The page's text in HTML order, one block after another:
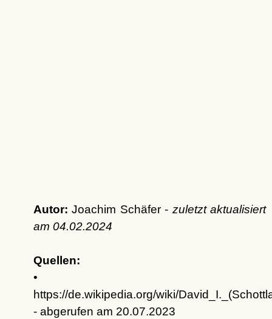
Autor: Joachim Schäfer - zuletzt aktualisiert
am 04.02.2024
Quellen:
•
https://de.wikipedia.org/wiki/
- abgerufen am 20.07.2023